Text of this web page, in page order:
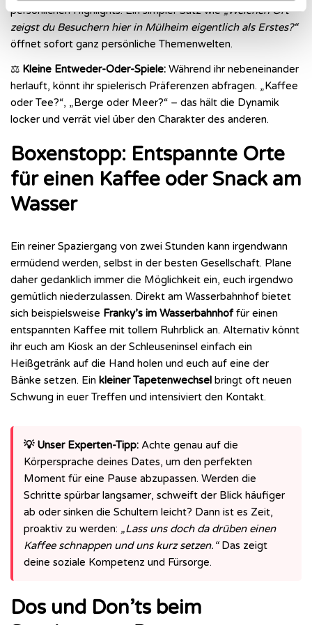
persönlichen Highlights. Ein simpler Satz wie„Welchen Ort
zeigst du Besuchern hier in Mülheim eigentlich als Erstes?“
öffnet sofort ganz persönliche Themenwelten.
⚖️ Kleine Entweder-Oder-Spiele: Während ihr nebeneinander
herlauft, könnt ihr spielerisch Präferenzen abfragen. „Kaffee
oder Tee?“, „Berge oder Meer?“ – das hält die Dynamik
locker und verrät viel über den Charakter des anderen.
Boxenstopp: Entspannte Orte
für einen Kaffee oder Snack am
Wasser
Ein reiner Spaziergang von zwei Stunden kann irgendwann
ermüdend werden, selbst in der besten Gesellschaft. Plane
daher gedanklich immer die Möglichkeit ein, euch irgendwo
gemütlich niederzulassen. Direkt am Wasserbahnhof bietet
sich beispielsweise Franky’s im Wasserbahnhoffür einen
entspannten Kaffee mit tollem Ruhrblick an. Alternativ könnt
ihr euch am Kiosk an der Schleuseninsel einfach ein
Heißgetränk auf die Hand holen und euch auf eine der
Bänke setzen. Ein kleiner Tapetenwechsel bringt oft neuen
Schwung in euer Treffen und intensiviert den Kontakt.
💡 Unser Experten-Tipp: Achte genau auf die
Körpersprache deines Dates, um den perfekten
Moment für eine Pause abzupassen. Werden die
Schritte spürbar langsamer, schweift der Blick häufiger
ab oder sinken die Schultern leicht? Dann ist es Zeit,
proaktiv zu werden: „Lass uns doch da drüben einen
Kaffee schnappen und uns kurz setzen.“Das zeigt
deine soziale Kompetenz und Fürsorge.
Dos und Don’ts beim